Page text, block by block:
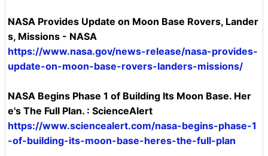
NASA Provides Update on Moon Base Rovers, Lander
s, Missions - NASA
https://www.nasa.gov/news-release/nasa-provides-
update-on-moon-base-rovers-landers-missions/
NASA Begins Phase 1 of Building Its Moon Base. Her
e's The Full Plan. : ScienceAlert
https://www.sciencealert.com/nasa-begins-phase-1
-of-building-its-moon-base-heres-the-full-plan